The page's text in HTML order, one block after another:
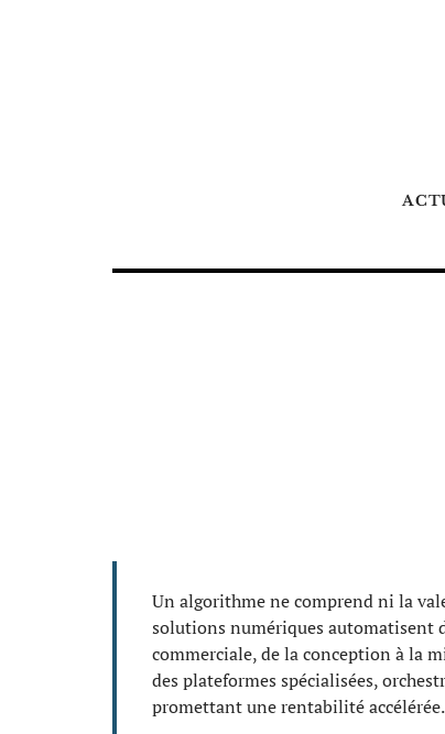
Un algorithme ne comprend ni la
solutions numériques automatisent
commerciale, de la conception à la
des plateformes spécialisées,
promettant une rentabilité accélérée.